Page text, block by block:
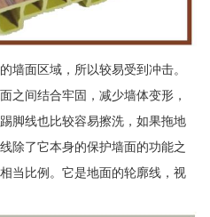
墙面区域，所以较易受到冲击。
之间结合牢固，减少墙体变形，
脚线也比较容易擦洗，如果拖地
除了它本身的保护墙面的功能之
当比例。它是地面的轮廓线，视